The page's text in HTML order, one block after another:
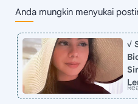
Anda mungkin menyukai
√